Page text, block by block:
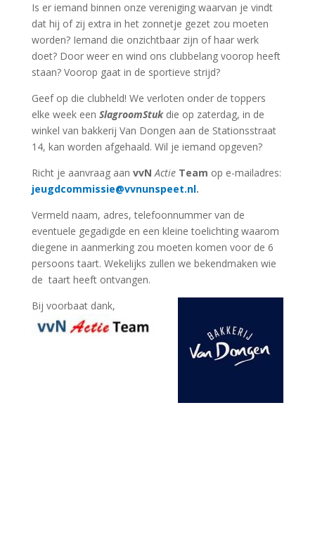
Is er iemand binnen onze vereniging waarvan je vindt
dat hij of zij extra in het zonnetje gezet zou moeten
worden? Iemand die onzichtbaar zijn of haar werk
doet? Door weer en wind ons clubbelang voorop heeft
staan? Voorop gaat in de sportieve strijd?
Geef op die clubheld! We verloten onder de toppers
elke week een SlagroomStuk die op zaterdag, in de
winkel van bakkerij Van Dongen aan de Stationsstraat
14, kan worden afgehaald. Wil je iemand opgeven?
Richt je aanvraag aan vvNActieTeam op e-mailadres:
jeugdcommissie@vvnunspeet.nl.
Vermeld naam, adres, telefoonnummer van de
eventuele gegadigde en een kleine toelichting waarom
diegene in aanmerking zou moeten komen voor de 6
persoons taart. Wekelijks zullen we bekendmaken wie
de taart heeft ontvangen.
Bij voorbaat dank,